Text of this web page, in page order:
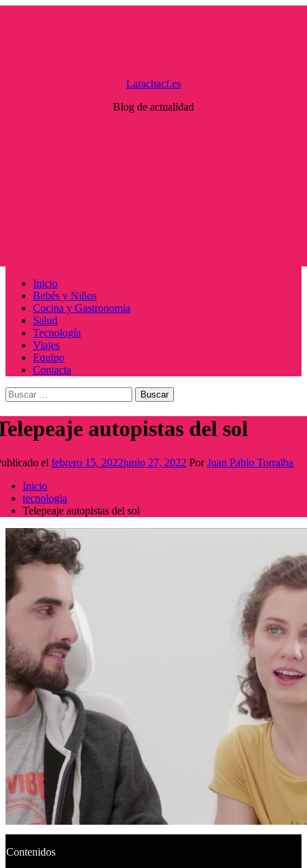
Larachacf.es
Blog de actualidad
Menú
principal
Inicio
Bebés y Niños
Cocina y Gastronomía
Salud
Tecnología
Viajes
Equipo
Contacta
Buscar:
autopistas del sol
el febrero 15, 2022junio 27, 2022 PorJuan Pablo Torralba
Inicio
tecnologia
Telepeaje autopistas del sol
Contenidos